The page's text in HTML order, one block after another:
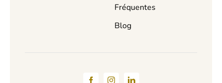
Fréquentes
Blog